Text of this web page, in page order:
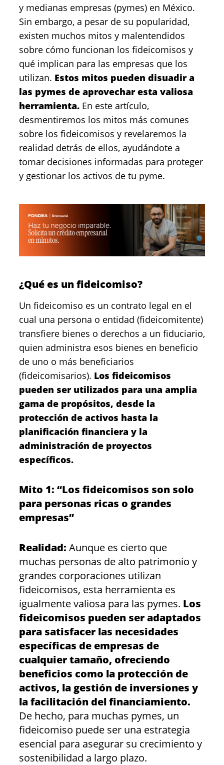
y medianas empresas (pymes) en México.
Sin embargo, a pesar de su popularidad,
existen muchos mitos y malentendidos
sobre cómo funcionan los fideicomisos y
qué implican para las empresas que los
utilizan. Estos mitos pueden disuadir a
las pymes de aprovechar esta valiosa
herramienta. En este artículo,
desmentiremos los mitos más comunes
sobre los fideicomisos y revelaremos la
realidad detrás de ellos, ayudándote a
tomar decisiones informadas para proteger
y gestionar los activos de tu pyme.
¿Qué es un fideicomiso?
Un fideicomiso es un contrato legal en el
cual una persona o entidad (fideicomitente)
transfiere bienes o derechos a un fiduciario,
quien administra esos bienes en beneficio
de uno o más beneficiarios
(fideicomisarios). Los fideicomisos
pueden ser utilizados para una amplia
gama de propósitos, desde la
protección de activos hasta la
planificación financiera y la
administración de proyectos
específicos.
Mito 1: “Los fideicomisos son solo
para personas ricas o grandes
empresas”
Realidad: Aunque es cierto que
muchas personas de alto patrimonio y
grandes corporaciones utilizan
fideicomisos, esta herramienta es
igualmente valiosa para las pymes. Los
fideicomisos pueden ser adaptados
para satisfacer las necesidades
específicas de empresas de
cualquier tamaño, ofreciendo
beneficios como la protección de
activos, la gestión de inversiones y
la facilitación del financiamiento.
De hecho, para muchas pymes, un
fideicomiso puede ser una estrategia
esencial para asegurar su crecimiento y
sostenibilidad a largo plazo.